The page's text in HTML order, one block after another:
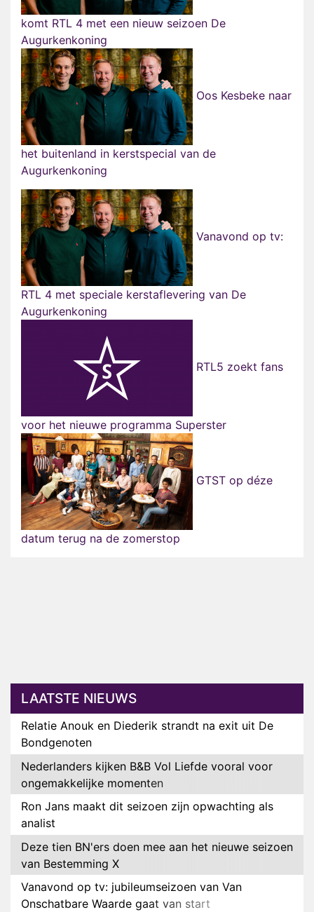
komt RTL 4 met een nieuw seizoen De
Augurkenkoning
Oos Kesbeke naar
het buitenland in kerstspecial van de
Augurkenkoning
Vanavond op tv:
RTL 4 met speciale kerstaflevering van De
Augurkenkoning
RTL5 zoekt fans
voor het nieuwe programma Superster
GTST op déze
datum terug na de zomerstop
LAATSTE NIEUWS
Relatie Anouk en Diederik strandt na exit uit De
Bondgenoten
Nederlanders kijken B&B Vol Liefde vooral voor
ongemakkelijke momenten
Ron Jans maakt dit seizoen zijn opwachting als
analist
Deze tien BN'ers doen mee aan het nieuwe seizoen
van Bestemming X
Vanavond op tv: jubileumseizoen van Van
Onschatbare Waarde gaat van start